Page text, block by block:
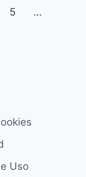
5 …
Uso